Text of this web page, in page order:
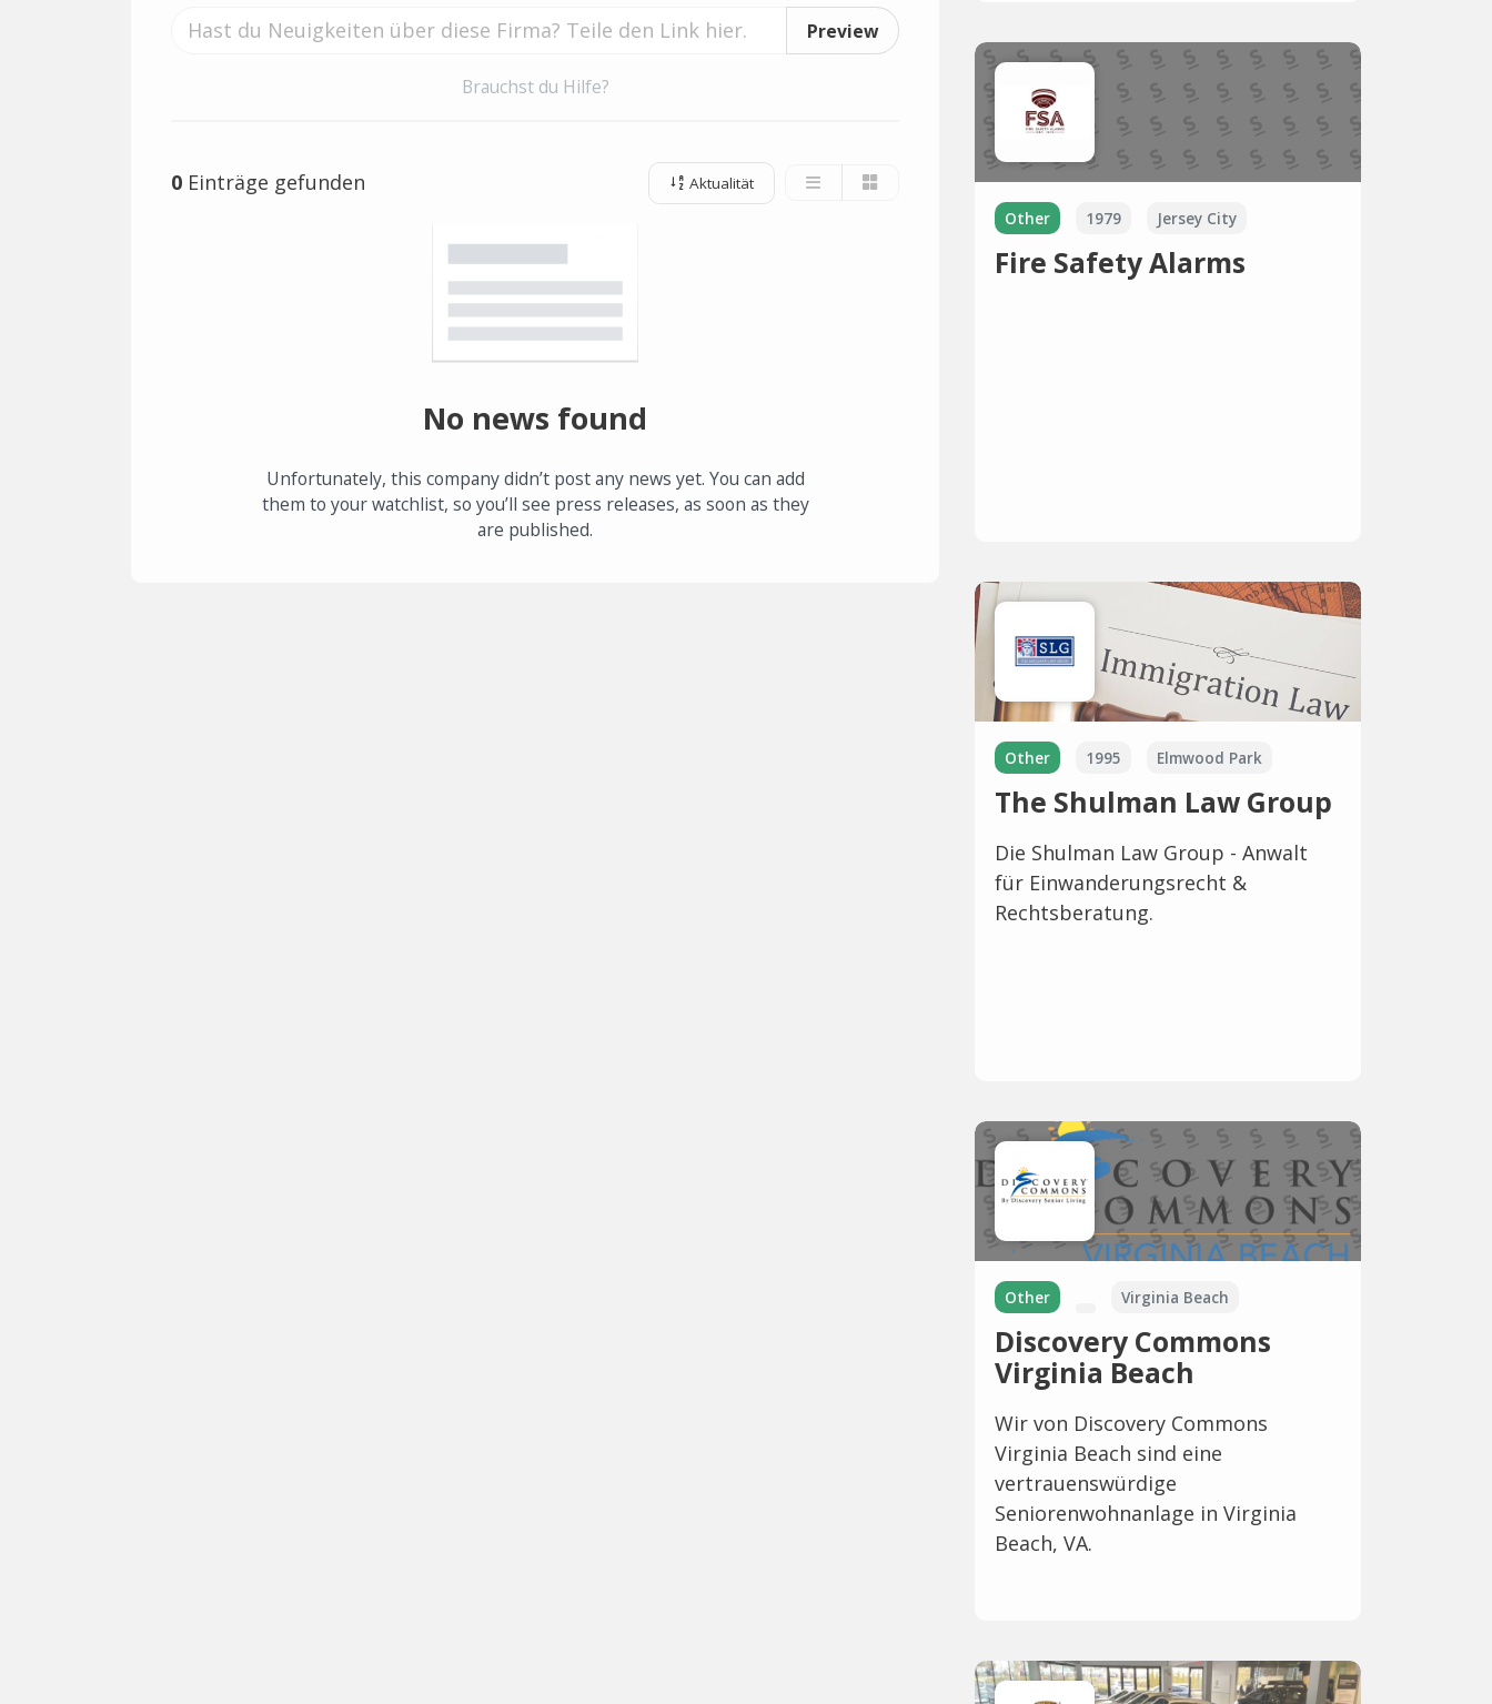
Preview
Brauchst du Hilfe?
0 Einträge gefunden Aktualität
No news found
Unfortunately, this company didn’t post any news yet. You can add
them to your watchlist, so you’ll see press releases, as soon as they
are published.
Other 1979 Jersey City
Fire Safety Alarms
Other 1995 Elmwood Park
The Shulman Law Group
Die Shulman Law Group - Anwalt
für Einwanderungsrecht &
Rechtsberatung.
Other Virginia Beach
Discovery Commons
Virginia Beach
Wir von Discovery Commons
Virginia Beach sind eine
vertrauenswürdige
Seniorenwohnanlage in Virginia
Beach, VA.